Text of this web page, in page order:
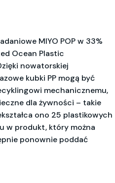
MIYO POP w 33%
Ocean Plastic
nowatorskiej
kubki PP mogą być
mechanicznemu,
dla żywności – takie
ono 25 plastikowych
w produkt, który można
ponownie poddać